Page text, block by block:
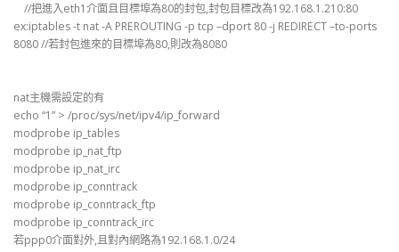
//把進入eth1介面且目標埠為80的封包,封包目標改為192.168.1.210:80
ex:iptables -t nat -A PREROUTING -p tcp –dport 80 -j REDIRECT –to-ports
8080 //若封包進來的目標埠為80,則改為8080
nat主機需設定的有
echo “1” > /proc/sys/net/ipv4/ip_forward
modprobe ip_tables
modprobe ip_nat_ftp
modprobe ip_nat_irc
modprobe ip_conntrack
modprobe ip_conntrack_ftp
modprobe ip_conntrack_irc
若ppp0介面對外,且對內網路為192.168.1.0/24